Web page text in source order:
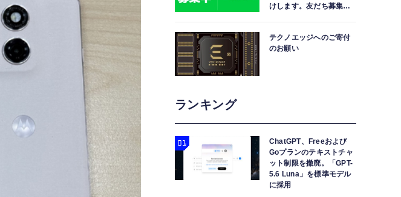
けします。友だち募集
テクノエッジへのご寄付
のお願い
ランキング
ChatGPT、Freeおよび
Goプランのテキストチャ
ット制限を撤廃。「GPT-
5.6 Luna」を標準モデル
に採用